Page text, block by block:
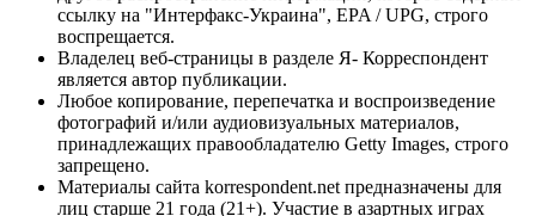
ссылку на "Интерфакс-Украина", EPA / UPG, строго
воспрещается.
Владелец веб-страницы в разделе Я- Корреспондент
является автор публикации.
Любое копирование, перепечатка и воспроизведение
фотографий и/или аудиовизуальных материалов,
принадлежащих правообладателю Getty Images, строго
запрещено.
Материалы сайта korrespondent.net предназначены для
лиц старше 21 года (21+). Участие в азартных играх